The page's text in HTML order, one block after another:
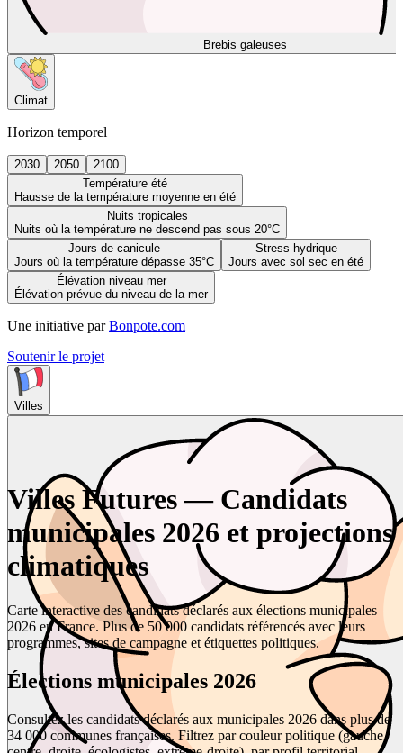
Brebis galeuses
Climat
Horizon temporel
2030 2050
2100
Température été
Hausse de la température moyenne en été
Nuits tropicales
Nuits où la température ne descend pas sous 20°C
Jours de canicule
Jours où la température dépasse 35°C
Stress hydrique
Jours avec sol sec en été
Élévation niveau mer
Élévation prévue du niveau de la mer
Une initiative par Bonpote.com
Soutenir le projet
Villes
Villes Futures — Candidats
municipales 2026 et projections
climatiques
Carte interactive des candidats déclarés aux élections municipales
2026 en France. Plus de 50 000 candidats référencés avec leurs
programmes, sites de campagne et étiquettes politiques.
Élections municipales 2026
Consultez les candidats déclarés aux municipales 2026 dans plus de
34 000 communes françaises. Filtrez par couleur politique (gauche,